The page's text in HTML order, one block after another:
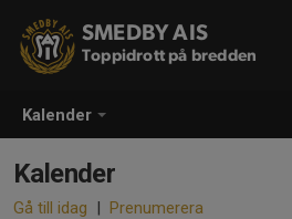
Kalender
SMEDBY AIS
Toppidrott på bredden
Kalender
Gå till idag | Prenumerera